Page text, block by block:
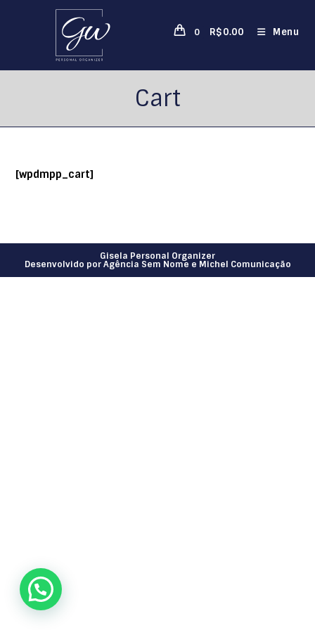
0 R$0.00 Menu
Cart
[wpdmpp_cart]
Gisela Personal Organizer
Desenvolvido por Agência Sem Nome e Michel Comunicação